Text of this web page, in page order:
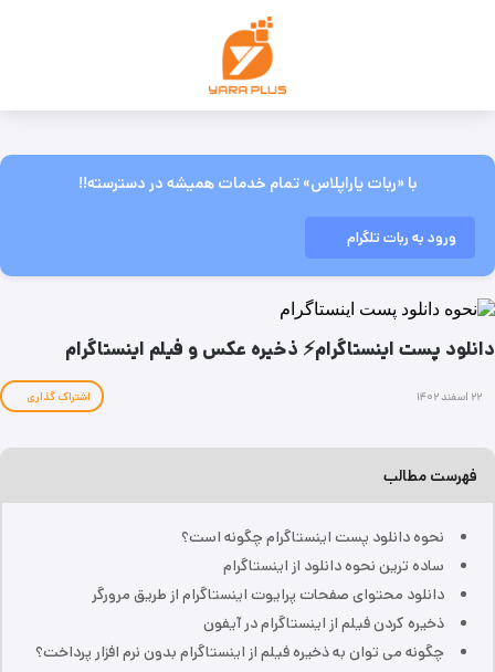
با «ربات یاراپلاس» تمام خدمات همیشه در دسترسته!!
ورود به ربات تلگرام
دانلود پست اینستاگرام⚡ ذخیره عکس و فیلم اینستاگرام
۲۲ اسفند ۱۴۰۲ اشتراک گذاری
فهرست مطالب
نحوه دانلود پست اینستاگرام چگونه است؟
ساده ترین نحوه دانلود از اینستاگرام
دانلود محتوای صفحات پرایوت اینستاگرام از طریق مرورگر
ذخيره كردن فيلم از اينستاگرام در آيفون
چگونه می توان به ذخیره فیلم از اینستاگرام بدون نرم افزار پرداخت؟